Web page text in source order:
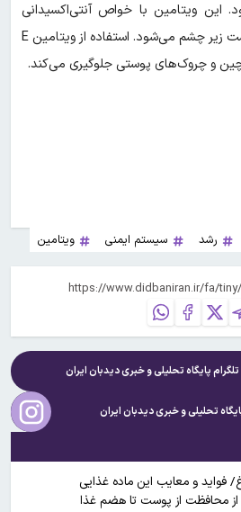
ویتامین با خواص آنتی‌اکسیدانی
خود مانع از سیاه شدن پوست زیر چشم می‌شود. استفاده از ویتامین E
چین و چروک‌های پوستی جلوگیری می‌کند.
رشد سیستم ایمنی ویتامین
پایگاه تحلیلی و خبریدیدبان ایران
تحلیلی و خبریدیدبان ایران